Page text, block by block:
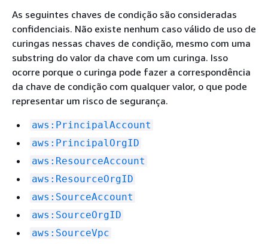
As seguintes chaves de condição são consideradas
confidenciais. Não existe nenhum caso válido de uso de
curingas nessas chaves de condição, mesmo com uma
substring do valor da chave com um curinga. Isso
ocorre porque o curinga pode fazer a correspondência
da chave de condição com qualquer valor, o que pode
representar um risco de segurança.
aws:PrincipalAccount
aws:PrincipalOrgID
aws:ResourceAccount
aws:ResourceOrgID
aws:SourceAccount
aws:SourceOrgID
aws:SourceVpc